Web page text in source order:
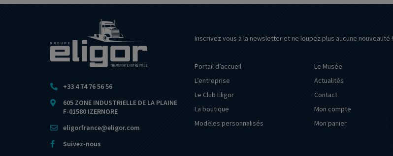
+33 4 74 76 56 56
605 ZONE INDUSTRIELLE DE LA PLAINE
F-01580 IZERNORE
eligorfrance@eligor.com
Suivez-nous
Inscrivez vous à la newsletter et ne loupez plus aucune nouveauté !
Portail d’accueil
L’entreprise
Le Club Eligor
La boutique
Modèles personnalisés
Le Musée
Actualités
Contact
Mon compte
Mon panier